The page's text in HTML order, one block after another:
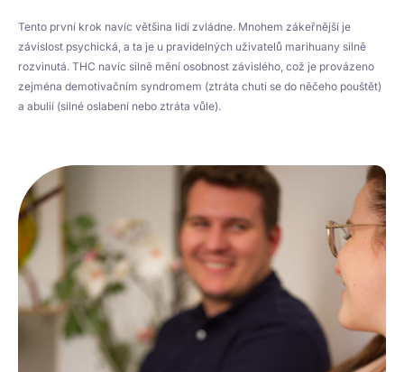
Tento první krok navíc většina lidí zvládne. Mnohem zákeřnější je
závislost psychická, a ta je u pravidelných uživatelů marihuany silně
rozvinutá. THC navíc silně mění osobnost závislého, což je provázeno
zejména demotivačním syndromem (ztráta chuti se do něčeho pouštět)
a abulií (silné oslabení nebo ztráta vůle).